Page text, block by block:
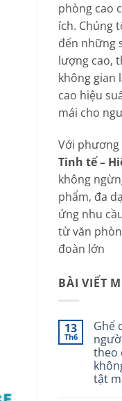
phòng cao
ích. Chúng
đến những
lượng cao,
không gian
cao hiệu
mái cho
Với phương
Tinh tế –
không
phẩm, đa
ứng nhu
từ văn
đoàn lớn
BÀI VIẾT
13
Th6
Ghế
theo
tật